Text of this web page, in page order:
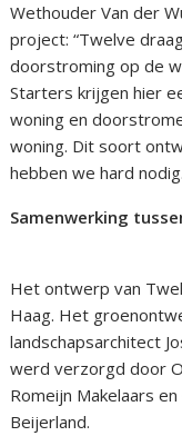
Wethouder Van der
project: “Twelve
doorstroming op de
Starters krijgen hier
woning en
woning. Dit soort
hebben we hard
Samenwerking
Het ontwerp van
Haag. Het
landschapsarchitect
werd verzorgd door
Romeijn Makelaars
Beijerland.